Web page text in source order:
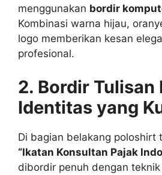
menggunakan bordir
Kombinasi warna hijau,
logo memberikan kesan
profesional.
2. Bordir Tulisan
Identitas yang
Di bagian belakang poloshirt
“Ikatan Konsultan Pajak
dibordir penuh dengan